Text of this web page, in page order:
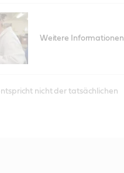
Weitere Informationen
nicht der tatsächlichen